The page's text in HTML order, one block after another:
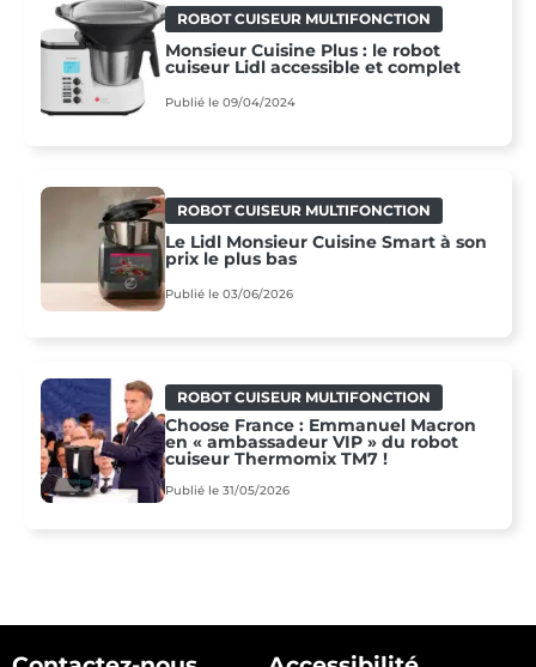
ROBOT CUISEUR MULTIFONCTION
Monsieur Cuisine Plus : le robot
cuiseur Lidl accessible et complet
Publié le 09/04/2024
ROBOT CUISEUR MULTIFONCTION
Le Lidl Monsieur Cuisine Smart à son
prix le plus bas
Publié le 03/06/2026
ROBOT CUISEUR MULTIFONCTION
Choose France : Emmanuel Macron
en « ambassadeur VIP » du robot
cuiseur Thermomix TM7 !
Publié le 31/05/2026